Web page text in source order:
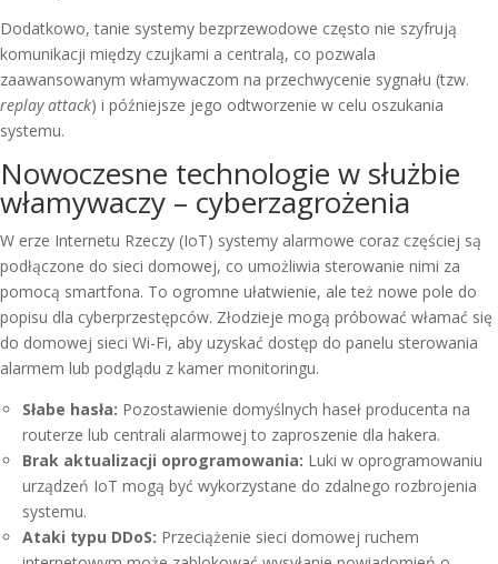
Dodatkowo, tanie systemy bezprzewodowe często nie szyfrują
komunikacji między czujkami a centralą, co pozwala
zaawansowanym włamywaczom na przechwycenie sygnału (tzw.
replay attack) i późniejsze jego odtworzenie w celu oszukania
systemu.
Nowoczesne technologie w służbie
włamywaczy – cyberzagrożenia
W erze Internetu Rzeczy (IoT) systemy alarmowe coraz częściej są
podłączone do sieci domowej, co umożliwia sterowanie nimi za
pomocą smartfona. To ogromne ułatwienie, ale też nowe pole do
popisu dla cyberprzestępców. Złodzieje mogą próbować włamać się
do domowej sieci Wi-Fi, aby uzyskać dostęp do panelu sterowania
alarmem lub podglądu z kamer monitoringu.
Słabe hasła: Pozostawienie domyślnych haseł producenta na
routerze lub centrali alarmowej to zaproszenie dla hakera.
Brak aktualizacji oprogramowania: Luki w oprogramowaniu
urządzeń IoT mogą być wykorzystane do zdalnego rozbrojenia
systemu.
Ataki typu DDoS: Przeciążenie sieci domowej ruchem